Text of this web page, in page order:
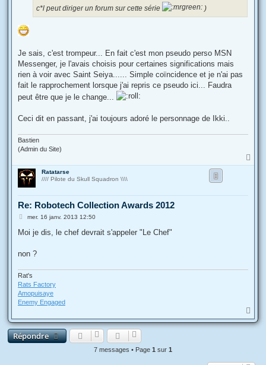
c*l peut diriger un forum sur cette série
)
Je sais, c'est trompeur... En fait c'est mon pseudo perso MSN
Messenger, je l'avais choisis pour certaines significations mais
rien à voir avec Saint Seiya...... Simple coïncidence et je n'ai pas
fait le rapprochement lorsque j'ai repris ce pseudo ici... Faudra
peut être que je le change...
Ceci dit en passant, j'ai toujours adoré le personnage de Ikki..
Bastien
(Admin du Site)
a
Ratatarse
//// Pilote du Skull Squadron \\\\
Re: Robotech Collection Awards 2012
M
s
g
mer. 16 janv. 2013 12:50
Moi je dis, le chef devrait s'appeler "Le Chef"
non ?
Rat's
Rats Factory
Amopuisaye
Enemy Engaged
a
u
Répondre
7 messages • Page 1 sur 1